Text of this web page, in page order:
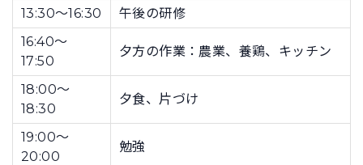
13:30〜16:30
午後の研修
16:40〜
17:50
夕方の作業：農業、養鶏、キッチン
18:00〜
18:30
夕食、片づけ
19:00〜
20:00
勉強